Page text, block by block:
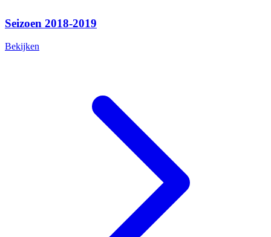
Seizoen 2018-2019
Bekijken